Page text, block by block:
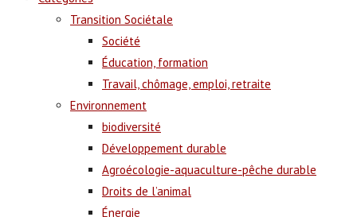
Transition Sociétale
Société
Éducation, formation
Travail, chômage, emploi, retraite
Environnement
biodiversité
Développement durable
Agroécologie-aquaculture-pêche durable
Droits de l’animal
Énergie